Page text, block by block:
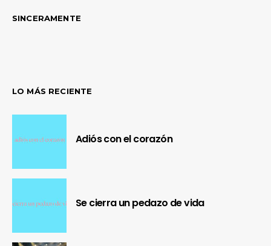
SINCERAMENTE
LO MÁS RECIENTE
Adiós con el corazón
Se cierra un pedazo de vida